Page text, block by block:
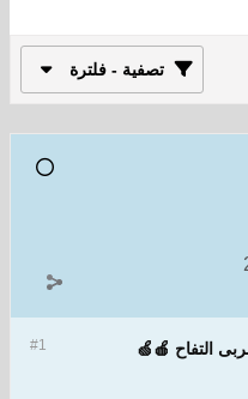
تصفية - فلترة
#1 التفاح 🍎🍏